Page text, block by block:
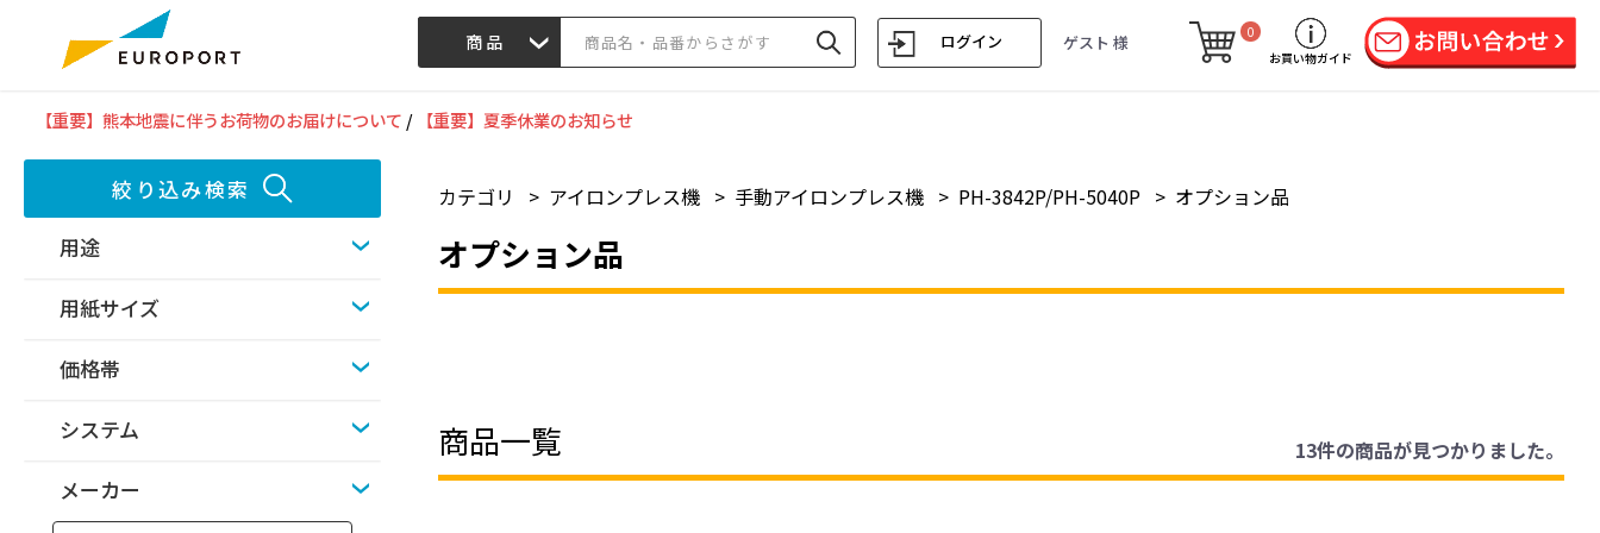
商品 ログイン ゲスト 様
0
お買い物ガイド
【重要】熊本地震に伴うお荷物のお届けについて / 【重要】夏季休業のお知らせ
絞り込み検索
用途
用紙サイズ
価格帯
システム
メーカー
カテゴリ > アイロンプレス機 > 手動アイロンプレス機 > PH-3842P/PH-5040P > オプション品
オプション品
商品一覧 13件の商品が見つかりました。